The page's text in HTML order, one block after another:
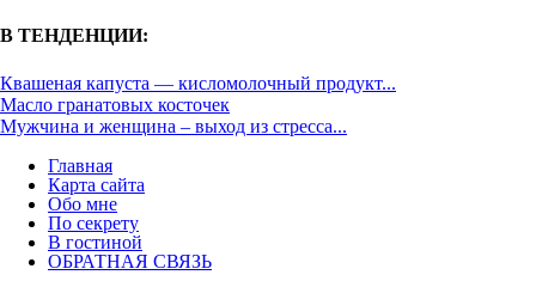
В ТЕНДЕНЦИИ:
Квашеная капуста — кисломолочный продукт...
Масло гранатовых косточек
Мужчина и женщина – выход из стресса...
Главная
Карта сайта
Обо мне
По секрету
В гостиной
ОБРАТНАЯ СВЯЗЬ